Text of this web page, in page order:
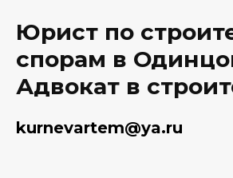
Юрист по
спорам в
Адвокат в
kurnevartem@ya.ru